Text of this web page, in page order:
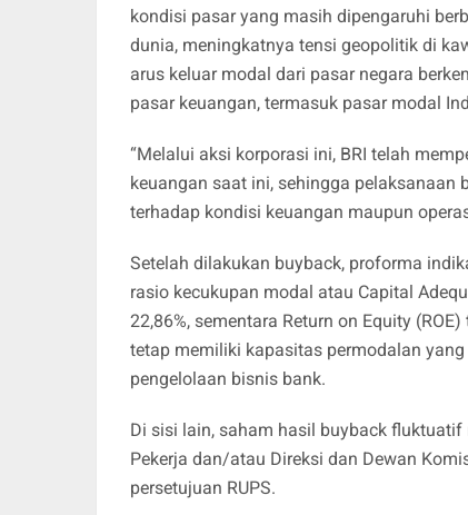
kondisi pasar yang masih dipengaruhi
dunia, meningkatnya tensi geopolitik di
arus keluar modal dari pasar negara
pasar keuangan, termasuk pasar modal
“Melalui aksi korporasi ini, BRI telah
keuangan saat ini, sehingga
terhadap kondisi keuangan maupun
Setelah dilakukan buyback, proforma
rasio kecukupan modal atau Capital
22,86%, sementara Return on Equity
tetap memiliki kapasitas permodalan
pengelolaan bisnis bank.
Di sisi lain, saham hasil buyback
Pekerja dan/atau Direksi dan Dewan
persetujuan RUPS.